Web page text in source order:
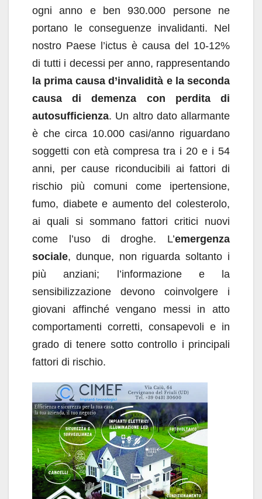
ogni anno e ben 930.000 persone ne
portano le conseguenze invalidanti. Nel
nostro Paese l’ictus è causa del 10-12%
di tutti i decessi per anno, rappresentando
la prima causa d’invalidità e la seconda
causa di demenza con perdita di
autosufficienza. Un altro dato allarmante
è che circa 10.000 casi/anno riguardano
soggetti con età compresa tra i 20 e i 54
anni, per cause riconducibili ai fattori di
rischio più comuni come ipertensione,
fumo, diabete e aumento del colesterolo,
ai quali si sommano fattori critici nuovi
come l’uso di droghe. L’emergenza
sociale, dunque, non riguarda soltanto i
più anziani; l’informazione e la
sensibilizzazione devono coinvolgere i
giovani affinché vengano messi in atto
comportamenti corretti, consapevoli e in
grado di tenere sotto controllo i principali
fattori di rischio.